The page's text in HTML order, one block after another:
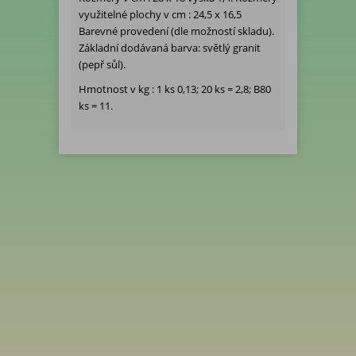
využitelné plochy v cm : 24,5 x 16,5
Barevné provedení (dle možností skladu).
Základní dodávaná barva: světlý granit
(pepř sůl).
Hmotnost v kg : 1 ks 0,13; 20 ks = 2,8; B80
ks = 11.